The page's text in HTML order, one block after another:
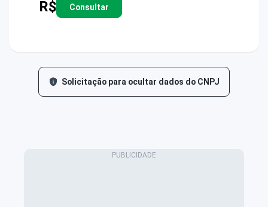
R$ Consultar
Solicitação para ocultar dados do CNPJ